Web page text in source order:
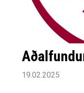
19.02.2025